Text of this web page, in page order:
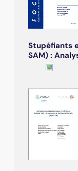
Stupéfiants
SAM) :